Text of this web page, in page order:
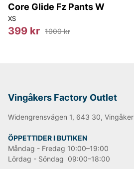
Core Glide Fz Pants W
XS
399 kr 1000 kr
Vingåkers Factory Outlet
Widengrensvägen 1, 643 30, Vingåker
ÖPPETTIDER I BUTIKEN
Måndag - Fredag 10:00–19:00
Lördag - Söndag 09:00–18:00